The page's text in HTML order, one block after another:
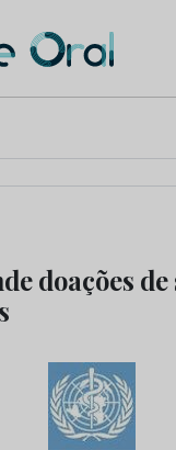
doações